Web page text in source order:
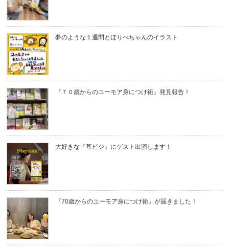
夢のような１週間とほりべちゃんのイラスト
『７０歳からのユーモア身につけ術』発見報告！
大好きな『耳ビジ』にゲスト出演します！
『70歳からのユーモア身につけ術』が届きました！